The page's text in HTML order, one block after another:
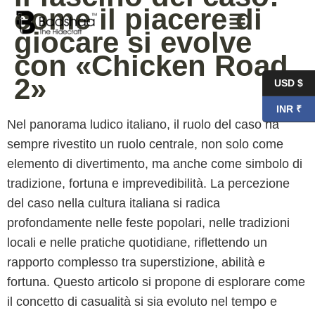
come il piacere di
giocare si evolve
con «Chicken Road
2»
Nel panorama ludico italiano, il ruolo del caso ha
sempre rivestito un ruolo centrale, non solo come
elemento di divertimento, ma anche come simbolo di
tradizione, fortuna e imprevedibilità. La percezione
del caso nella cultura italiana si radica
profondamente nelle feste popolari, nelle tradizioni
locali e nelle pratiche quotidiane, riflettendo un
rapporto complesso tra superstizione, abilità e
fortuna. Questo articolo si propone di esplorare come
il concetto di casualità si sia evoluto nel tempo e
USD $
INR ₹